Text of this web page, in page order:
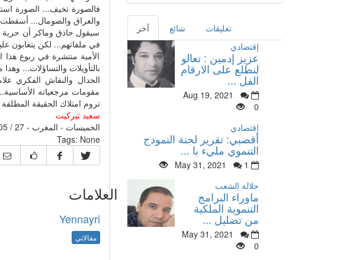
فالصورة تخيف... الصورة
والعراق والصومال... أسقطت
سيقول حاذق وماكر أن حرية
في ملفاتهم... لكن يتغابون
الأمية منتشرة في ربوع
بالتأويلات والتساؤلات... وهدا
الجدال والنقاش الفكري
مقومات مرجعياته
تروم امتلاك الحقيقة
سعيد تيركيت
الخميسات - المغرب - 27 / 05 / 2015
Tags: None
العلامات
Yennayri
مقالاتي
آخر شائع
تعليقات
إقتصادي
عزيز إدمين : تعالو
لنطلع على الارقام
الفل ...
Aug 19, 2021
0
إقتصادي
أقصبي: تقرير لجنة النمودج
التنموي مليء با ...
May 31, 2021
1
جلالة الشعب
ماوراء البرامج
التنموية الملكية
من تضليل ...
May 31, 2021
0